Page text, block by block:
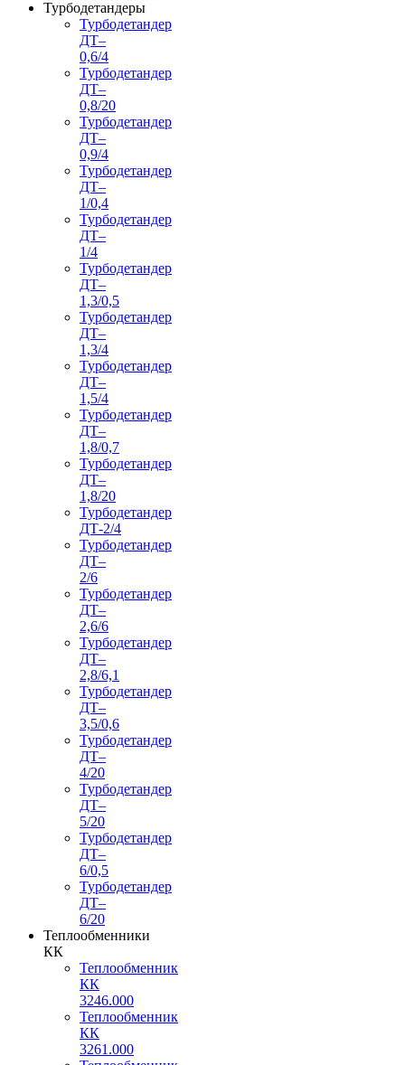
Турбодетандеры
Турбодетандер
ДТ–
0,6/4
Турбодетандер
ДТ–
0,8/20
Турбодетандер
ДТ–
0,9/4
Турбодетандер
ДТ–
1/0,4
Турбодетандер
ДТ–
1/4
Турбодетандер
ДТ–
1,3/0,5
Турбодетандер
ДТ–
1,3/4
Турбодетандер
ДТ–
1,5/4
Турбодетандер
ДТ–
1,8/0,7
Турбодетандер
ДТ–
1,8/20
Турбодетандер
ДТ-2/4
Турбодетандер
ДТ–
2/6
Турбодетандер
ДТ–
2,6/6
Турбодетандер
ДТ–
2,8/6,1
Турбодетандер
ДТ–
3,5/0,6
Турбодетандер
ДТ–
4/20
Турбодетандер
ДТ–
5/20
Турбодетандер
ДТ–
6/0,5
Турбодетандер
ДТ–
6/20
Теплообменники
КК
Теплообменник
КК
3246.000
Теплообменник
КК
3261.000